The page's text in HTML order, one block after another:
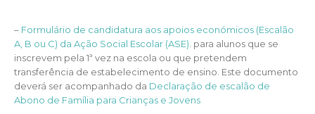
– Formulário de candidatura aos apoios económicos (Escalão
A, B ou C) da Ação Social Escolar (ASE) . para alunos que se
inscrevem pela 1ª vez na escola ou que pretendem
transferência de estabelecimento de ensino. Este documento
deverá ser acompanhado da Declaração de escalão de
Abono de Família para Crianças e Jovens